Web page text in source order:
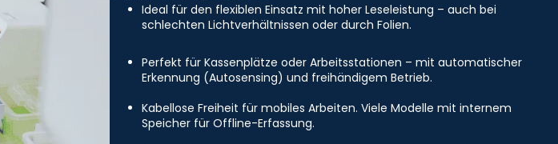
Ideal für den flexiblen Einsatz mit hoher Leseleistung – auch bei
schlechten Lichtverhältnissen oder durch Folien.
Perfekt für Kassenplätze oder Arbeitsstationen – mit automatischer
Erkennung (Autosensing) und freihändigem Betrieb.
Kabellose Freiheit für mobiles Arbeiten. Viele Modelle mit internem
Speicher für Offline-Erfassung.